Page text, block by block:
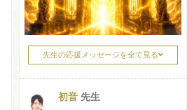
先生の応援メッセージを全て見る
初音 先生